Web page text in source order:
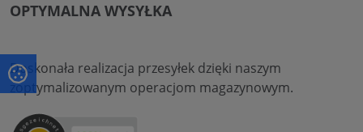
OPTYMALNA WYSYŁKA
Doskonała realizacja przesyłek dzięki naszym
zoptymalizowanym operacjom magazynowym.